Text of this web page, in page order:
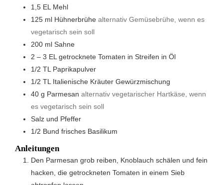
1,5 EL Mehl
125 ml Hühnerbrühe alternativ Gemüsebrühe, wenn es
vegetarisch sein soll
200 ml Sahne
2 – 3 EL getrocknete Tomaten in Streifen in Öl
1/2 TL Paprikapulver
1/2 TL Italienische Kräuter Gewürzmischung
40 g Parmesan alternativ vegetarischer Hartkäse, wenn
es vegetarisch sein soll
Salz und Pfeffer
1/2 Bund frisches Basilikum
Anleitungen
Den Parmesan grob reiben, Knoblauch schälen und fein
hacken, die getrockneten Tomaten in einem Sieb